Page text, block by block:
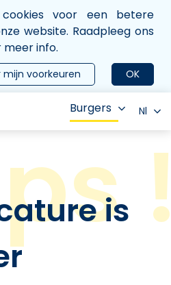
voor een betere
website. Raadpleeg ons
meer info.
OK
mijn voorkeuren
Burgers Nl
is